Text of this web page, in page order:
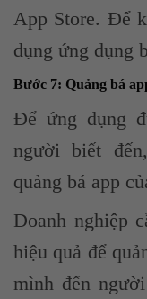
App Store. Để
dụng ứng dụng
Bước 7: Quảng bá
Để ứng dụng
người biết
quảng bá app
Doanh nghiệp
hiệu quả để
mình đến